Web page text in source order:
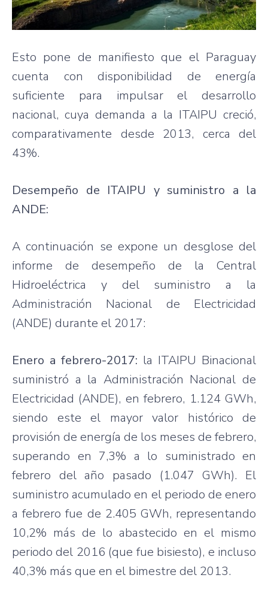
Esto pone de manifiesto que el Paraguay
cuenta con disponibilidad de energía
suficiente para impulsar el desarrollo
nacional, cuya demanda a la ITAIPU creció,
comparativamente desde 2013, cerca del
43%.
Desempeño de ITAIPU y suministro a la
ANDE:
A continuación se expone un desglose del
informe de desempeño de la Central
Hidroeléctrica y del suministro a la
Administración Nacional de Electricidad
(ANDE) durante el 2017:
Enero a febrero-2017: la ITAIPU Binacional
suministró a la Administración Nacional de
Electricidad (ANDE), en febrero, 1.124 GWh,
siendo este el mayor valor histórico de
provisión de energía de los meses de febrero,
superando en 7,3% a lo suministrado en
febrero del año pasado (1.047 GWh). El
suministro acumulado en el periodo de enero
a febrero fue de 2.405 GWh, representando
10,2% más de lo abastecido en el mismo
periodo del 2016 (que fue bisiesto), e incluso
40,3% más que en el bimestre del 2013.